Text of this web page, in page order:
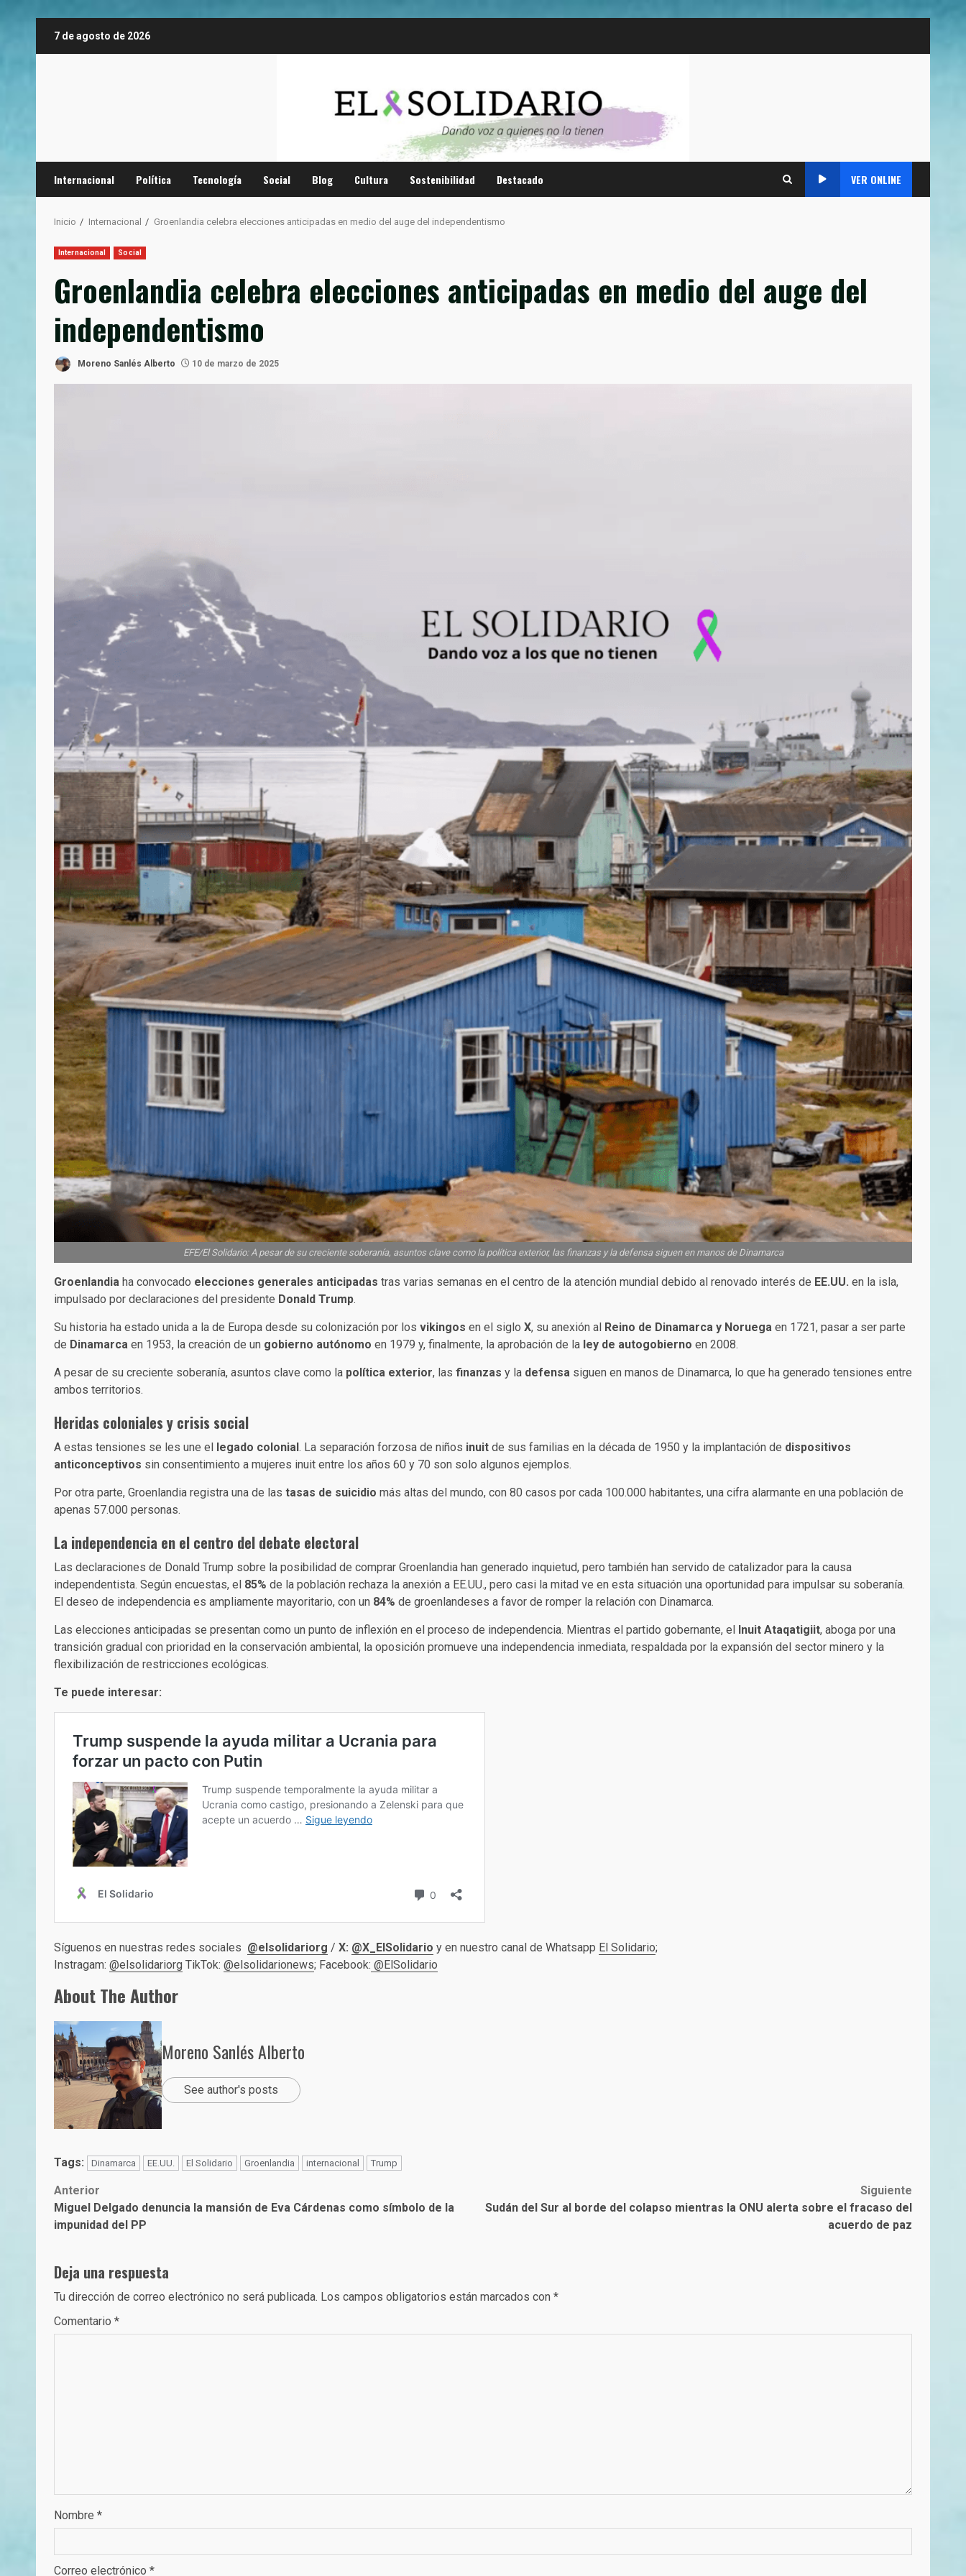
7 de agosto de 2026
Internacional Política Tecnología Social Blog Cultura Sostenibilidad Destacado VER ONLINE
Inicio Internacional Groenlandia celebra elecciones anticipadas en medio del auge del independentismo
Internacional Social
Groenlandia celebra elecciones anticipadas en medio del auge del
independentismo
Moreno Sanlés Alberto 10 de marzo de 2025
EFE/El Solidario: A pesar de su creciente soberanía, asuntos clave como la política exterior, las finanzas y la defensa siguen en manos de Dinamarca
Groenlandia ha convocado elecciones generales anticipadas tras varias semanas en el centro de la atención mundial debido al renovado interés de EE.UU. en la isla,
impulsado por declaraciones del presidente Donald Trump.
Su historia ha estado unida a la de Europa desde su colonización por los vikingos en el siglo X, su anexión al Reino de Dinamarca y Noruega en 1721, pasar a ser parte
de Dinamarca en 1953, la creación de un gobierno autónomo en 1979 y, finalmente, la aprobación de la ley de autogobierno en 2008.
A pesar de su creciente soberanía, asuntos clave como la política exterior, las finanzas y la defensa siguen en manos de Dinamarca, lo que ha generado tensiones entre
ambos territorios.
Heridas coloniales y crisis social
A estas tensiones se les une el legado colonial. La separación forzosa de niños inuit de sus familias en la década de 1950 y la implantación de dispositivos
anticonceptivos sin consentimiento a mujeres inuit entre los años 60 y 70 son solo algunos ejemplos.
Por otra parte, Groenlandia registra una de las tasas de suicidio más altas del mundo, con 80 casos por cada 100.000 habitantes, una cifra alarmante en una población de
apenas 57.000 personas.
La independencia en el centro del debate electoral
Las declaraciones de Donald Trump sobre la posibilidad de comprar Groenlandia han generado inquietud, pero también han servido de catalizador para la causa
independentista. Según encuestas, el 85% de la población rechaza la anexión a EE.UU., pero casi la mitad ve en esta situación una oportunidad para impulsar su soberanía.
El deseo de independencia es ampliamente mayoritario, con un 84% de groenlandeses a favor de romper la relación con Dinamarca.
Las elecciones anticipadas se presentan como un punto de inflexión en el proceso de independencia. Mientras el partido gobernante, el Inuit Ataqatigiit, aboga por una
transición gradual con prioridad en la conservación ambiental, la oposición promueve una independencia inmediata, respaldada por la expansión del sector minero y la
flexibilización de restricciones ecológicas.
Te puede interesar:
Síguenos en nuestras redes sociales @elsolidariorg / X: @X_ElSolidario y en nuestro canal de Whatsapp El Solidario;
Instragam: @elsolidariorg TikTok: @elsolidarionews; Facebook: @ElSolidario
About The Author
Moreno Sanlés Alberto
See author's posts
Tags: Dinamarca EE.UU. El Solidario Groenlandia internacional Trump
Post
navigation
Anterior
Miguel Delgado denuncia la mansión de Eva Cárdenas como símbolo de la
impunidad del PP
Siguiente
Sudán del Sur al borde del colapso mientras la ONU alerta sobre el fracaso del
acuerdo de paz
Deja una respuesta
Tu dirección de correo electrónico no será publicada. Los campos obligatorios están marcados con *
Comentario *
Nombre *
Correo electrónico *